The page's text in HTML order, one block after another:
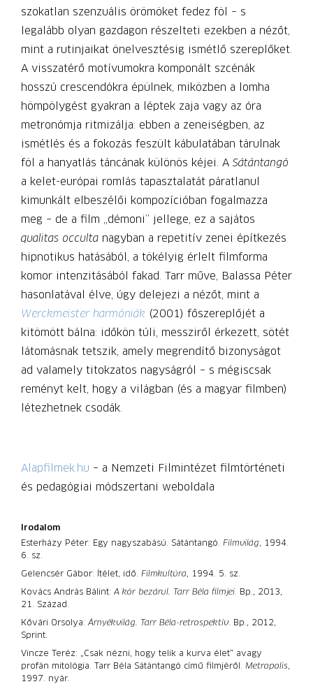
szokatlan szenzuá­lis örömöket fedez föl – s
legalább olyan gazdagon részelteti ezekben a nézőt,
mint a rutinjaikat önelvesztésig ismétlő szereplőket.
A visszatérő motívumokra komponált szcénák
hosszú crescendókra épülnek, miközben a lomha
hömpölygést gyakran a léptek zaja vagy az óra
metronómja ritmizálja: ebben a zeneiségben, az
ismétlés és a fokozás feszült kábulatában tárulnak
föl a hanyatlás táncának különös kéjei. A Sátántangó
a kelet-európai romlás tapasztalatát páratlanul
kimunkált elbeszélői kompozícióban fogalmazza
meg – de a film „démoni” jellege, ez a sajátos
qualitas occulta nagyban a repetitív zenei építkezés
hipnotikus hatásából, a tökélyig érlelt filmforma
komor intenzitásából fakad. Tarr műve, Balassa Péter
hasonlatával élve, úgy delejezi a nézőt, mint a
Werckmeister harmóniák (2001) főszereplőjét a
kitömött bálna: időkön túli, messziről érkezett, sötét
látomásnak tetszik, amely megrendítő bizonyságot
ad valamely titokzatos nagyságról – s mégiscsak
reményt kelt, hogy a világban (és a magyar filmben)
létezhetnek csodák.
Alapfilmek.hu – a Nemzeti Filmintézet filmtörténeti
és pedagógiai módszertani weboldala
Irodalom
Esterházy Péter: Egy nagyszabású. Sátán­tangó. Filmvilág, 1994.
6. sz.
Gelencsér Gábor: Ítélet, idő. Filmkultúra, 1994. 5. sz.
Kovács András Bálint: A kör bezárul. Tarr Béla filmjei. Bp., 2013,
21. Század.
Kővári Orsolya: Árnyékvilág. Tarr Béla-retrospektív. Bp., 2012,
Sprint.
Vincze Teréz: „Csak nézni, hogy telik a kurva élet” avagy
profán mitológia. Tarr Béla Sátántangó című filmjéről. Metropolis,
1997. nyár.